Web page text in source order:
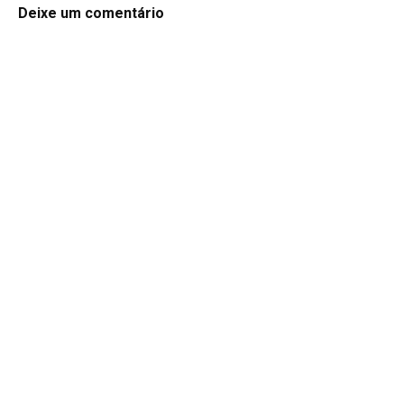
Deixe um comentário